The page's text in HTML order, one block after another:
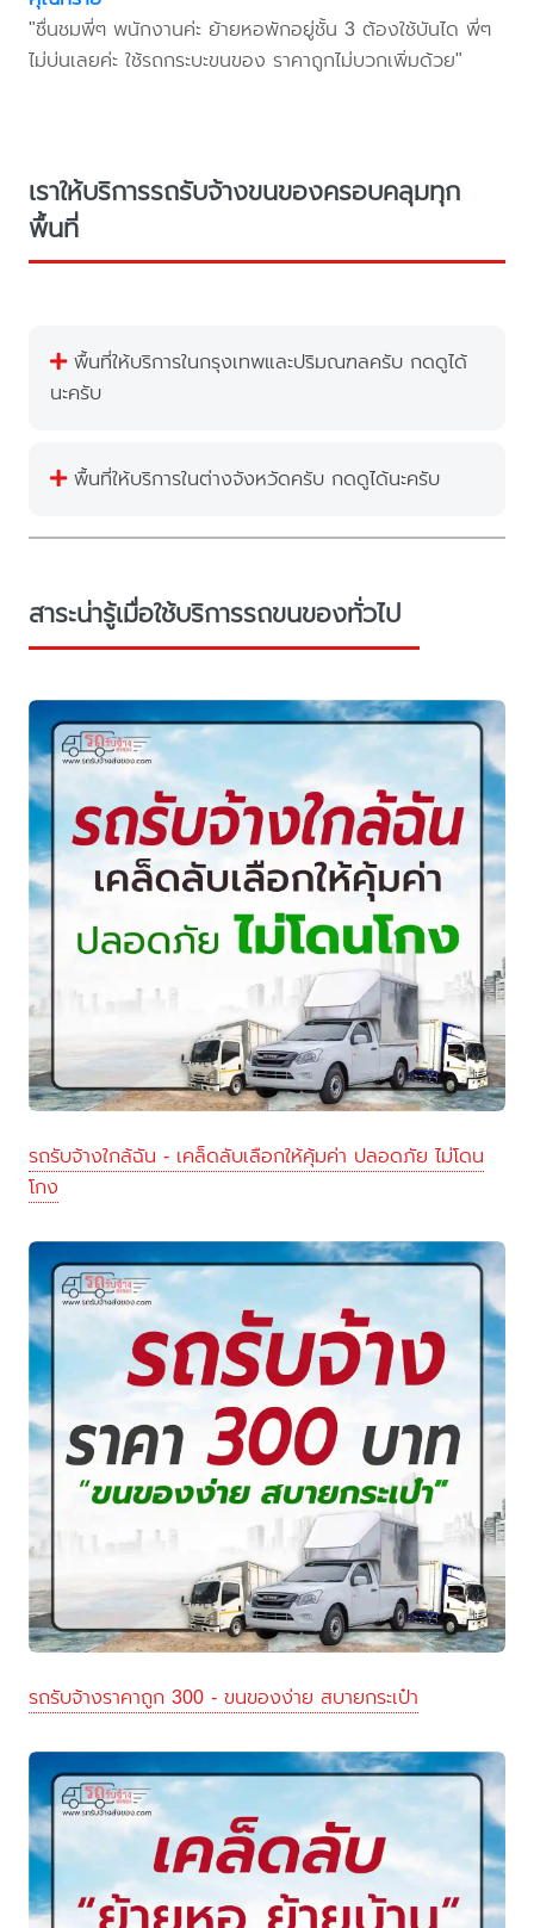
"ชื่นชมพี่ๆ พนักงานค่ะ ย้ายหอพักอยู่ชั้น 3 ต้องใช้บันได พี่ๆ
ไม่บ่นเลยค่ะ ใช้รถกระบะขนของ ราคาถูกไม่บวกเพิ่มด้วย"
เราให้บริการรถรับจ้างขนของครอบคลุมทุก
พื้นที่
พื้นที่ให้บริการในกรุงเทพและปริมณฑลครับ กดดูได้
นะครับ
พื้นที่ให้บริการในต่างจังหวัดครับ กดดูได้นะครับ
สาระน่ารู้เมื่อใช้บริการรถขนของทั่วไป
รถรับจ้างใกล้ฉัน - เคล็ดลับเลือกให้คุ้มค่า ปลอดภัย ไม่โดน
โกง
รถรับจ้างราคาถูก 300 - ขนของง่าย สบายกระเป๋า